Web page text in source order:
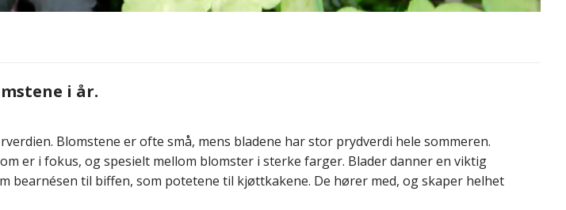
i år.
Blomstene er ofte små, mens bladene har stor prydverdi hele sommeren.
er i fokus, og spesielt mellom blomster i sterke farger. Blader danner en viktig
bearnésen til biffen, som potetene til kjøttkakene. De hører med, og skaper helhet